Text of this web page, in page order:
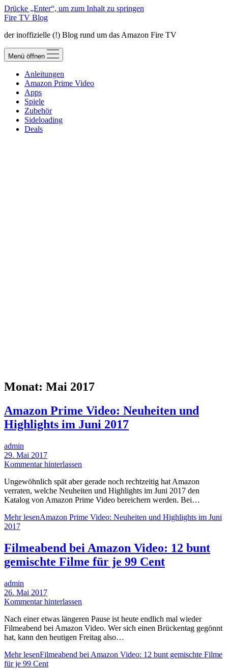
Drücke „Enter“, um zum Inhalt zu springen
Fire TV Blog
der inoffizielle (!) Blog rund um das Amazon Fire TV
Menü öffnen
Anleitungen
Amazon Prime Video
Apps
Spiele
Zubehör
Sideloading
Deals
Monat: Mai 2017
Amazon Prime Video: Neuheiten und
Highlights im Juni 2017
admin
29. Mai 2017
Kommentar hinterlassen
Ungewöhnlich spät aber gerade noch rechtzeitig hat Amazon
verraten, welche Neuheiten und Highlights im Juni 2017 den
Katalog von Amazon Prime Video bereichern werden. Bei…
Mehr lesenAmazon Prime Video: Neuheiten und Highlights im Juni
2017
Filmeabend bei Amazon Video: 12 bunt
gemischte Filme für je 99 Cent
admin
26. Mai 2017
Kommentar hinterlassen
Nach einer etwas längeren Pause ist heute endlich mal wieder
Filmeabend bei Amazon Video. Wer sich einen Brückentag gegönnt
hat, kann den heutigen Freitag also…
Mehr lesenFilmeabend bei Amazon Video: 12 bunt gemischte Filme
für je 99 Cent